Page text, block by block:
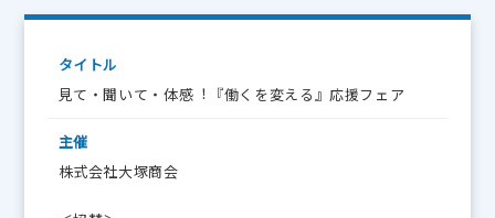
タイトル
見て・聞いて・体感︕『働くを変える』応援フェア
主催
株式会社大塚商会